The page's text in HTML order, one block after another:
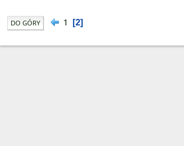
DO GÓRY 1 2